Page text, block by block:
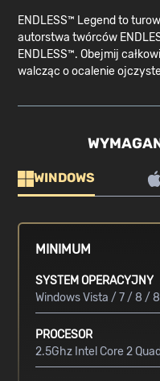
ENDLESS™ Legend to
autorstwa twórców
ENDLESS™. Obejmij
walcząc o ocalenie
WINDOWS
MINIMUM
SYSTEM OPERACYJNY
Windows Vista / 7 / 8 /
PROCESOR
2.5Ghz Intel Core 2